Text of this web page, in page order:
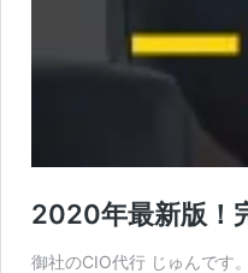
2020年最新版！
御社のCIO代行 じゅんです